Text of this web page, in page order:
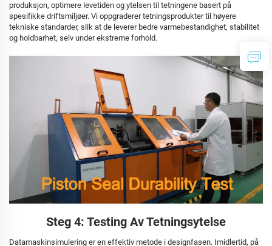
produksjon, optimere levetiden og ytelsen til tetningene basert på
spesifikke driftsmiljøer. Vi oppgraderer tetningsprodukter til høyere
tekniske standarder, slik at de leverer bedre varmebestandighet, stabilitet
og holdbarhet, selv under ekstreme forhold.
Steg 4: Testing Av Tetningsytelse
Datamaskinsimulering er en effektiv metode i designfasen. Imidlertid, på